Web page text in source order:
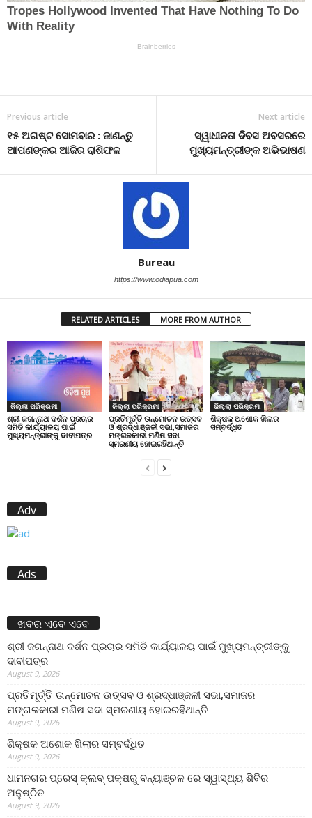
Previous article
୧୫ ଅଗଷ୍ଟ ସୋମବାର : ଜାଣନ୍ତୁ
ଆପଣଙ୍କର ଆଜିର ରାଶିଫଳ
Next article
ସ୍ୱାଧୀନତା ଦିବସ ଅବସରରେ
ମୁଖ୍ୟମନ୍ତ୍ରୀଙ୍କ ଅଭିଭାଷଣ
Bureau
https://www.odiapua.com
RELATED ARTICLES MORE FROM AUTHOR
ଜିଲ୍ଲା ପରିକ୍ରମା
ଶ୍ରୀ ଜଗନ୍ନାଥ ଦର୍ଶନ ପ୍ରଚାର
ସମିତି କାର୍ଯ୍ୟାଳୟ ପାଇଁ
ମୁଖ୍ୟମନ୍ତ୍ରୀଙ୍କୁ ଦାବୀପତ୍ର
ଜିଲ୍ଲା ପରିକ୍ରମା
ପ୍ରତିମୂର୍ତ୍ତି ଉନ୍ମୋଚନ ଉତ୍ସବ
ଓ ଶ୍ରଦ୍ଧାଞ୍ଜଳୀ ସଭା,ସମାଜର
ମଙ୍ଗଳକାରୀ ମଣିଷ ସଦା
ସ୍ମରଣୀୟ ହୋଇରହିଥାନ୍ତି
ଜିଲ୍ଲା ପରିକ୍ରମା
ଶିକ୍ଷକ ଅଶୋକ ଖିଲାର
ସମ୍ବର୍ଦ୍ଧିତ
Adv
Ads
ଖବର ଏବେ ଏବେ
ଶ୍ରୀ ଜଗନ୍ନାଥ ଦର୍ଶନ ପ୍ରଚାର ସମିତି କାର୍ଯ୍ୟାଳୟ ପାଇଁ ମୁଖ୍ୟମନ୍ତ୍ରୀଙ୍କୁ
ଦାବୀପତ୍ର
August 9, 2026
ପ୍ରତିମୂର୍ତ୍ତି ଉନ୍ମୋଚନ ଉତ୍ସବ ଓ ଶ୍ରଦ୍ଧାଞ୍ଜଳୀ ସଭା,ସମାଜର
ମଙ୍ଗଳକାରୀ ମଣିଷ ସଦା ସ୍ମରଣୀୟ ହୋଇରହିଥାନ୍ତି
August 9, 2026
ଶିକ୍ଷକ ଅଶୋକ ଖିଲାର ସମ୍ବର୍ଦ୍ଧିତ
August 9, 2026
ଧାମନଗର ପ୍ରେସ୍ କ୍ଲବ୍ ପକ୍ଷରୁ ବନ୍ୟାଞ୍ଚଳ ରେ ସ୍ୱାସ୍ଥ୍ୟ ଶିବିର
ଅନୁଷ୍ଠିତ
August 9, 2026